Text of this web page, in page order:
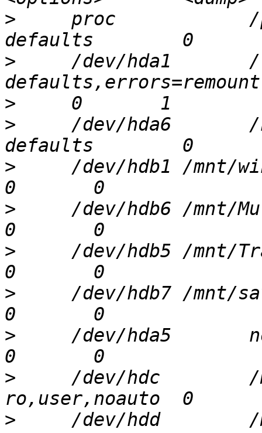
>
proc
>
/dev/hda1
>
>
/dev/hda6
>
/dev/hdb1 /mnt/
>
/dev/hdb6 /mnt/
>
/dev/hdb5 /mnt/
>
/dev/hdb7 /mnt/
>
/dev/hda5
>
/dev/hdc
>
/dev/hdd